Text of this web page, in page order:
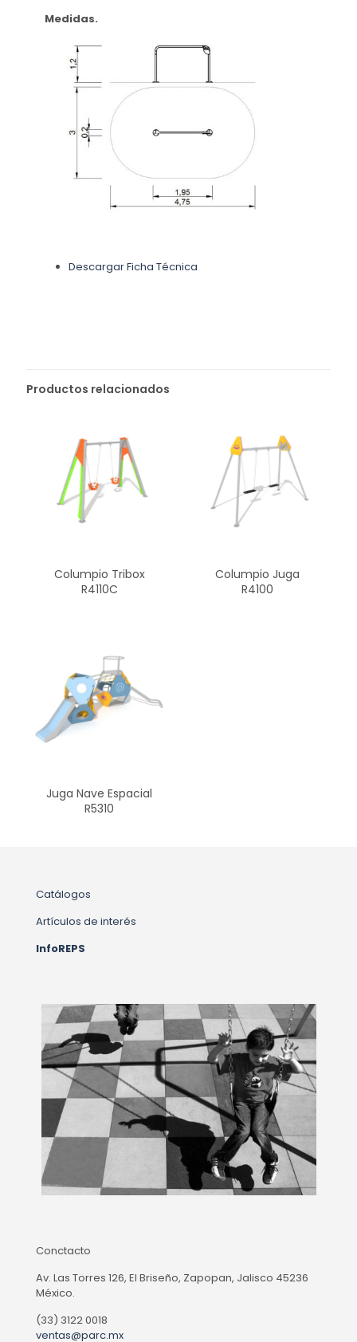
Medidas.
Descargar Ficha Técnica
Productos relacionados
Columpio Tribox
R4110C
Columpio Juga
R4100
Juga Nave Espacial
R5310
Catálogos
Artículos de interés
InfoREPS
Conctacto
Av. Las Torres 126, El Briseño, Zapopan, Jalisco 45236
México.
(33) 3122 0018
ventas@parc.mx